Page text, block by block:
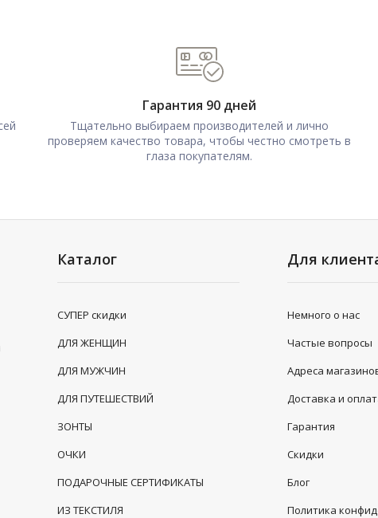
Гарантия 90 дней
Тщательно выбираем производителей и лично
проверяем качество товара, чтобы честно смотреть в
глаза покупателям.
Каталог
СУПЕР скидки
ДЛЯ ЖЕНЩИН
ДЛЯ МУЖЧИН
ДЛЯ ПУТЕШЕСТВИЙ
ЗОНТЫ
ОЧКИ
ПОДАРОЧНЫЕ СЕРТИФИКАТЫ
ИЗ ТЕКСТИЛЯ
Для
Немного о нас
Частые вопросы
Адреса
Доставка и
Гарантия
Скидки
Блог
Политика